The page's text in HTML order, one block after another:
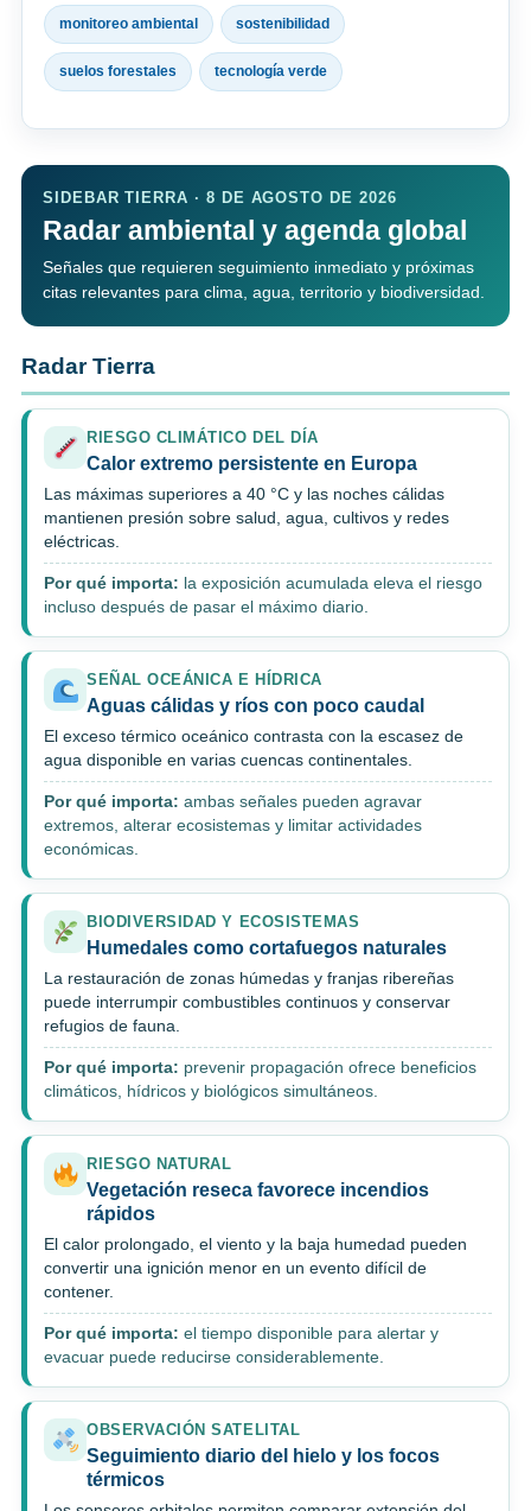
monitoreo ambiental sostenibilidad
suelos forestales tecnología verde
SIDEBAR TIERRA · 8 DE AGOSTO DE 2026
Radar ambiental y agenda global
Señales que requieren seguimiento inmediato y próximas
citas relevantes para clima, agua, territorio y biodiversidad.
Radar Tierra
RIESGO CLIMÁTICO DEL DÍA
Calor extremo persistente en Europa
Las máximas superiores a 40 °C y las noches cálidas
mantienen presión sobre salud, agua, cultivos y redes
eléctricas.
Por qué importa: la exposición acumulada eleva el riesgo
incluso después de pasar el máximo diario.
SEÑAL OCEÁNICA E HÍDRICA
Aguas cálidas y ríos con poco caudal
El exceso térmico oceánico contrasta con la escasez de
agua disponible en varias cuencas continentales.
Por qué importa: ambas señales pueden agravar
extremos, alterar ecosistemas y limitar actividades
económicas.
BIODIVERSIDAD Y ECOSISTEMAS
Humedales como cortafuegos naturales
La restauración de zonas húmedas y franjas ribereñas
puede interrumpir combustibles continuos y conservar
refugios de fauna.
Por qué importa: prevenir propagación ofrece beneficios
climáticos, hídricos y biológicos simultáneos.
RIESGO NATURAL
Vegetación reseca favorece incendios
rápidos
El calor prolongado, el viento y la baja humedad pueden
convertir una ignición menor en un evento difícil de
contener.
Por qué importa: el tiempo disponible para alertar y
evacuar puede reducirse considerablemente.
OBSERVACIÓN SATELITAL
Seguimiento diario del hielo y los focos
térmicos